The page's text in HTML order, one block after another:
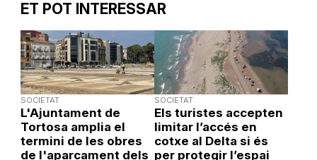
ET POT INTERESSAR
SOCIETAT
L'Ajuntament de
Tortosa amplia el
termini de les obres
de l'aparcament dels
SOCIETAT
Els turistes accepten
limitar l’accés en
cotxe al Delta si és
per protegir l’espai